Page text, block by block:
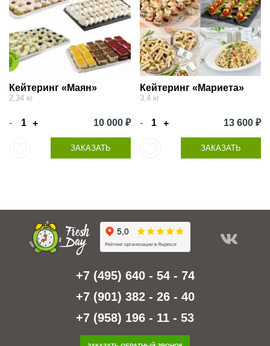
Кейтеринг «Маян»
2,34 кг
- + 10 000 ₽
ЗАКАЗАТЬ
Кейтеринг «Мариета»
3,4 кг
- + 13 600 ₽
ЗАКАЗАТЬ
+7 (495) 640 - 54 - 74
+7 (901) 382 - 26 - 40
+7 (958) 196 - 11 - 53